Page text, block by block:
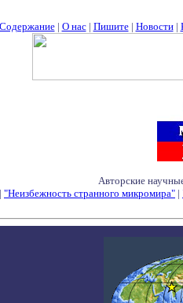
Содержание| О нас| Пишите| Новости|
Авторские
| "Неизбежность странного микромира" |